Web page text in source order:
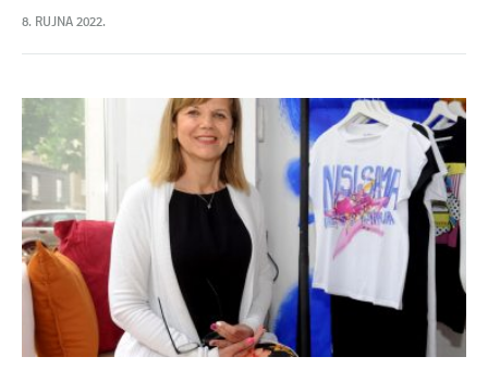
emisije bile su aktivnosti Udruge s naglaskom na inicijativu
8. RUJNA 2022.